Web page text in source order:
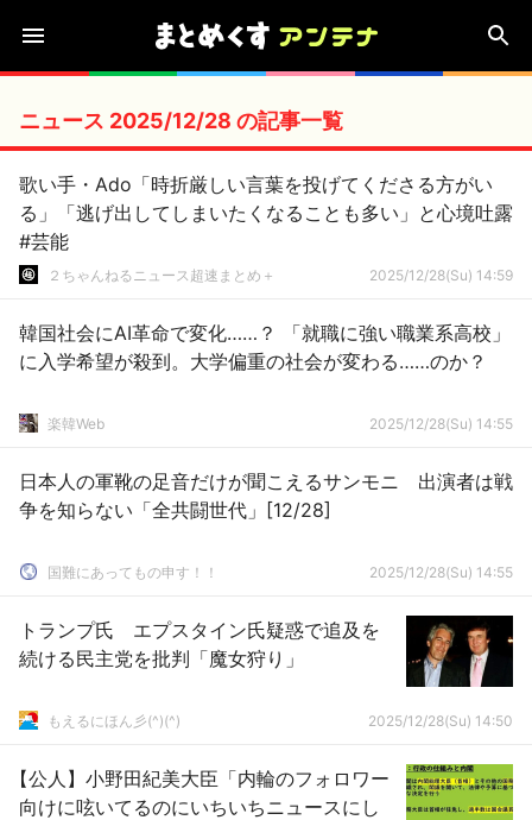
ニュース 2025/12/28 の記事一覧
歌い手・Ado「時折厳しい言葉を投げてくださる方がい
る」「逃げ出してしまいたくなることも多い」と心境吐露
#芸能
２ちゃんねるニュース超速まとめ＋ 2025/12/28(Su) 14:59
韓国社会にAI革命で変化……？ 「就職に強い職業系高校」
に入学希望が殺到。大学偏重の社会が変わる……のか？
楽韓Web 2025/12/28(Su) 14:55
日本人の軍靴の足音だけが聞こえるサンモニ 出演者は戦
争を知らない「全共闘世代」[12/28]
国難にあってもの申す！！ 2025/12/28(Su) 14:55
トランプ氏 エプスタイン氏疑惑で追及を
続ける民主党を批判「魔女狩り」
もえるにほん彡(^)(^) 2025/12/28(Su) 14:50
【公人】小野田紀美大臣「内輪のフォロワー
向けに呟いてるのにいちいちニュースにし